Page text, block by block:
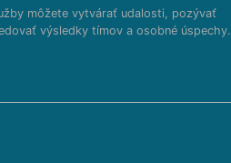
môžete vytvárať udalosti, pozývať
výsledky tímov a osobné úspechy.